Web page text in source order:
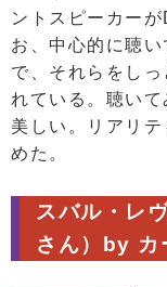
ントスピーカー
お、中心的に聴
で、それらをし
れている。聴い
美しい。リアリ
めた。
スバル・レ
さん）by カ